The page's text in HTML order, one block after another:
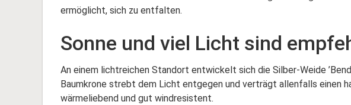
ermöglicht, sich zu entfalten.
Sonne und viel Licht sind
An einem lichtreichen Standort entwickelt sich die Silber-Weide
Baumkrone strebt dem Licht entgegen und verträgt allenfalls einen
wärmeliebend und gut windresistent.